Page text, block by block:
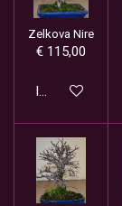
Zelkova Nire
€ 115,00
In winkelwagen